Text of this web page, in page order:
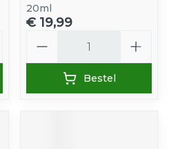
20ml
€ 19,99
Bestel